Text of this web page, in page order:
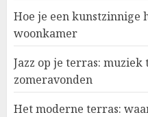
Hoe je een kunstzinnige
woonkamer
Jazz op je terras:
zomeravonden
Het moderne terras: